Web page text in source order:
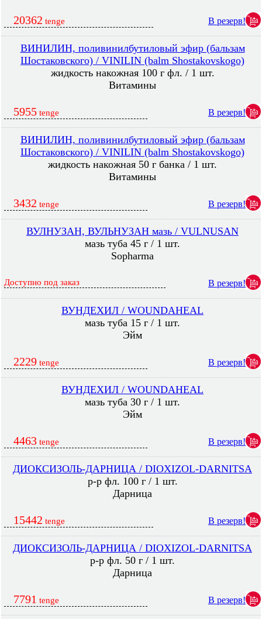
20362 tenge В резерв!
ВИНИЛИН, поливинилбутиловый эфир (бальзам
Шостаковского) / VINILIN (balm Shostakovskogo)
жидкость накожная 100 г фл. / 1 шт.
Витамины
5955 tenge В резерв!
ВИНИЛИН, поливинилбутиловый эфир (бальзам
Шостаковского) / VINILIN (balm Shostakovskogo)
жидкость накожная 50 г банка / 1 шт.
Витамины
3432 tenge В резерв!
ВУЛНУЗАН, ВУЛЬНУЗАН мазь / VULNUSAN
мазь туба 45 г / 1 шт.
Sopharma
Доступно под заказ В резерв!
ВУНДЕХИЛ / WOUNDAHEAL
мазь туба 15 г / 1 шт.
Эйм
2229 tenge В резерв!
ВУНДЕХИЛ / WOUNDAHEAL
мазь туба 30 г / 1 шт.
Эйм
4463 tenge В резерв!
ДИОКСИЗОЛЬ-ДАРНИЦА / DIOXIZOL-DARNITSA
р-р фл. 100 г / 1 шт.
Дарница
15442 tenge В резерв!
ДИОКСИЗОЛЬ-ДАРНИЦА / DIOXIZOL-DARNITSA
р-р фл. 50 г / 1 шт.
Дарница
7791 tenge В резерв!